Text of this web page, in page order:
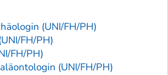
(UNI/FH/PH)
FH/PH)
FH/PH)
(UNI/FH/PH)